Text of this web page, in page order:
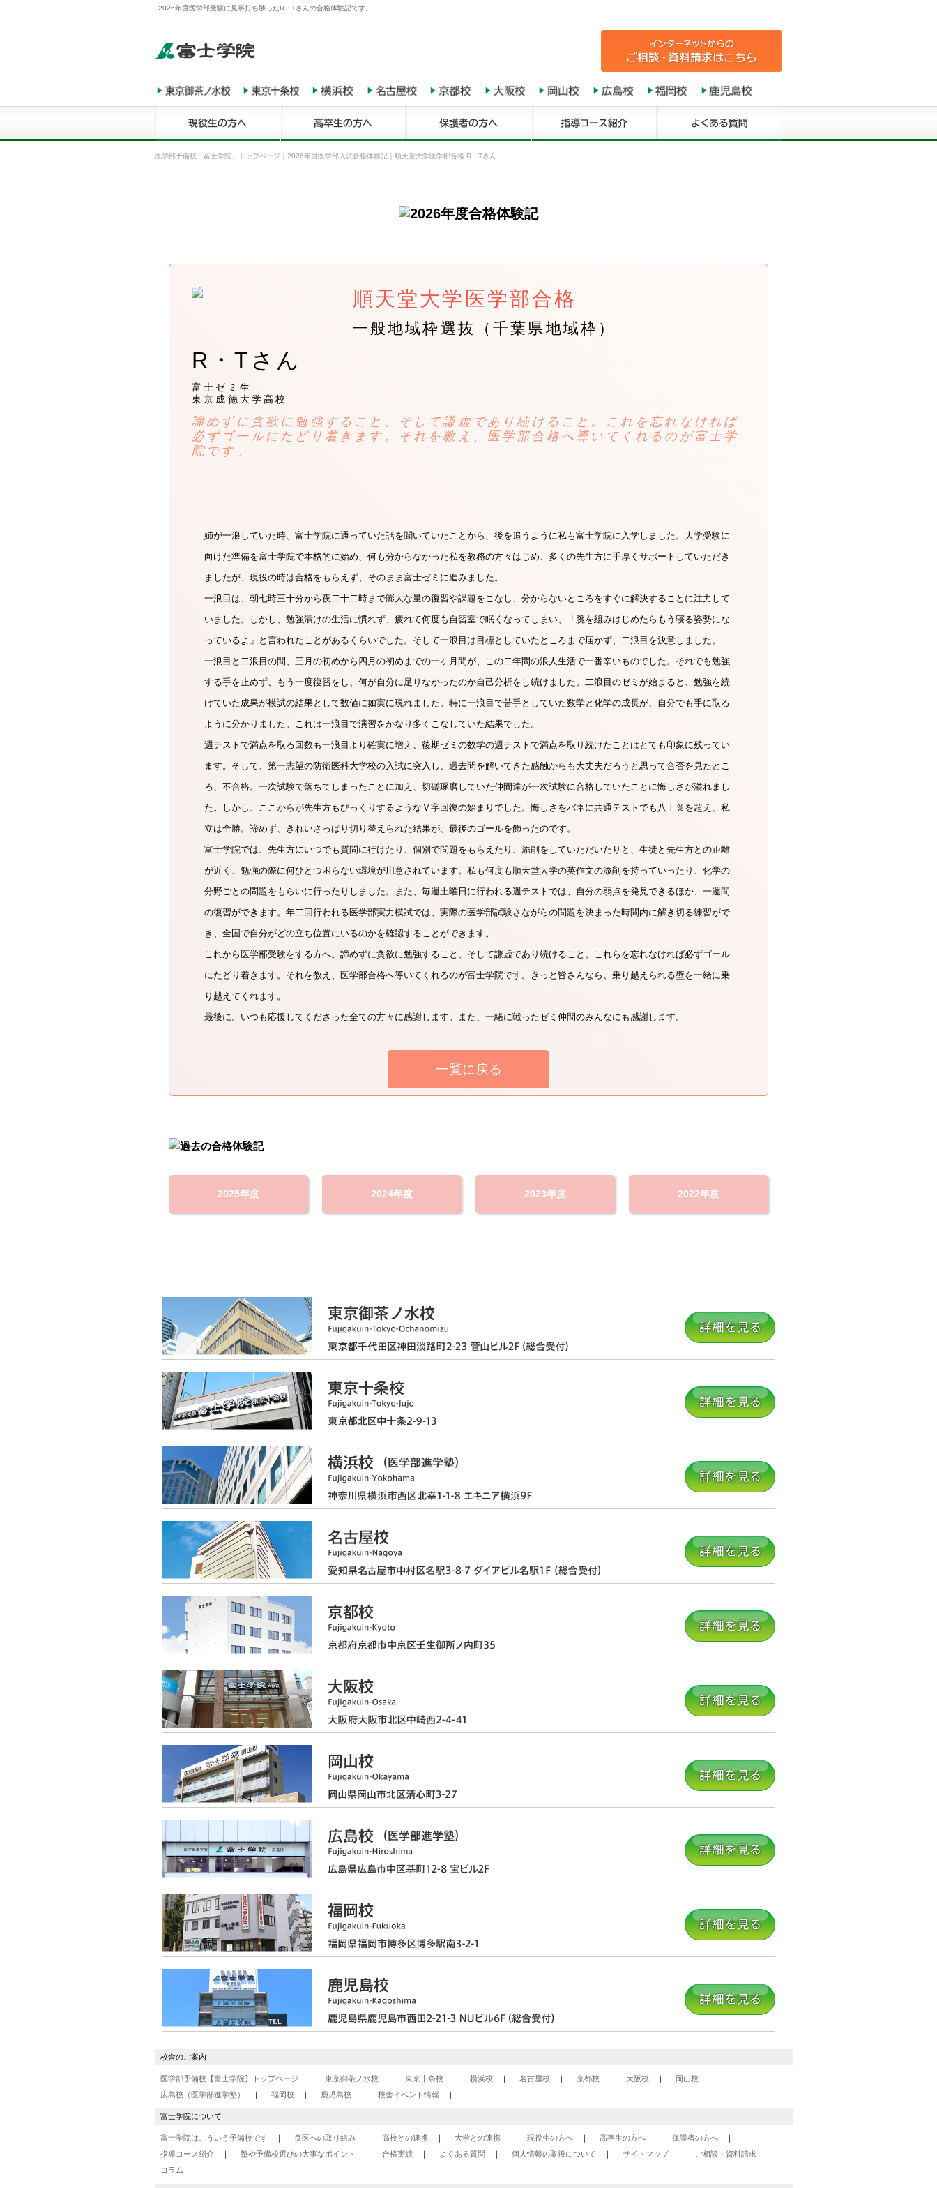
2026年度医学部受験に見事打ち勝ったR・Tさんの合格体験記です。
医学部予備校「富士学院」トップページ 2026年度医学部入試合格体験記 順天堂大学医学部合格 R・Tさん
順天堂大学医学部合格
一般地域枠選抜（千葉県地域枠）
R・Tさん
富士ゼミ生
東京成徳大学高校
諦めずに貪欲に勉強すること、そして謙虚であり続けること。これを忘れなければ
必ずゴールにたどり着きます。それを教え、医学部合格へ導いてくれるのが富士学
院です。
姉が一浪していた時、富士学院に通っていた話を聞いていたことから、後を追うように私も富士学院に入学しました。大学受験に
向けた準備を富士学院で本格的に始め、何も分からなかった私を教務の方々はじめ、多くの先生方に手厚くサポートしていただき
ましたが、現役の時は合格をもらえず、そのまま富士ゼミに進みました。
一浪目は、朝七時三十分から夜二十二時まで膨大な量の復習や課題をこなし、分からないところをすぐに解決することに注力して
いました。しかし、勉強漬けの生活に慣れず、疲れて何度も自習室で眠くなってしまい、「腕を組みはじめたらもう寝る姿勢にな
っているよ」と言われたことがあるくらいでした。そして一浪目は目標としていたところまで届かず、二浪目を決意しました。
一浪目と二浪目の間、三月の初めから四月の初めまでの一ヶ月間が、この二年間の浪人生活で一番辛いものでした。それでも勉強
する手を止めず、もう一度復習をし、何が自分に足りなかったのか自己分析をし続けました。二浪目のゼミが始まると、勉強を続
けていた成果が模試の結果として数値に如実に現れました。特に一浪目で苦手としていた数学と化学の成長が、自分でも手に取る
ように分かりました。これは一浪目で演習をかなり多くこなしていた結果でした。
週テストで満点を取る回数も一浪目より確実に増え、後期ゼミの数学の週テストで満点を取り続けたことはとても印象に残ってい
ます。そして、第一志望の防衛医科大学校の入試に突入し、過去問を解いてきた感触からも大丈夫だろうと思って合否を見たとこ
ろ、不合格。一次試験で落ちてしまったことに加え、切磋琢磨していた仲間達が一次試験に合格していたことに悔しさが溢れまし
た。しかし、ここからが先生方もびっくりするようなＶ字回復の始まりでした。悔しさをバネに共通テストでも八十％を超え、私
立は全勝。諦めず、きれいさっぱり切り替えられた結果が、最後のゴールを飾ったのです。
富士学院では、先生方にいつでも質問に行けたり、個別で問題をもらえたり、添削をしていただいたりと、生徒と先生方との距離
が近く、勉強の際に何ひとつ困らない環境が用意されています。私も何度も順天堂大学の英作文の添削を持っていったり、化学の
分野ごとの問題をもらいに行ったりしました。また、毎週土曜日に行われる週テストでは、自分の弱点を発見できるほか、一週間
の復習ができます。年二回行われる医学部実力模試では、実際の医学部試験さながらの問題を決まった時間内に解き切る練習がで
き、全国で自分がどの立ち位置にいるのかを確認することができます。
これから医学部受験をする方へ。諦めずに貪欲に勉強すること、そして謙虚であり続けること。これらを忘れなければ必ずゴール
にたどり着きます。それを教え、医学部合格へ導いてくれるのが富士学院です。きっと皆さんなら、乗り越えられる壁を一緒に乗
り越えてくれます。
最後に。いつも応援してくださった全ての方々に感謝します。また、一緒に戦ったゼミ仲間のみんなにも感謝します。
一覧に戻る
2025年度 2024年度 2023年度 2022年度
校舎のご案内
医学部予備校【富士学院】トップページ 東京御茶ノ水校 東京十条校 横浜校 名古屋校 京都校 大阪校
岡山校
広島校（医学部進学塾）
福岡校 鹿児島校 校舎イベント情報
富士学院について
富士学院はこういう予備校です 良医への取り組み 高校との連携 大学との連携 現役生の方へ 高卒生の方へ
保護者の方へ
指導コース紹介
塾や予備校選びの大事なポイント 合格実績 よくある質問 個人情報の取扱について サイトマップ
ご相談・資料請求
コラム